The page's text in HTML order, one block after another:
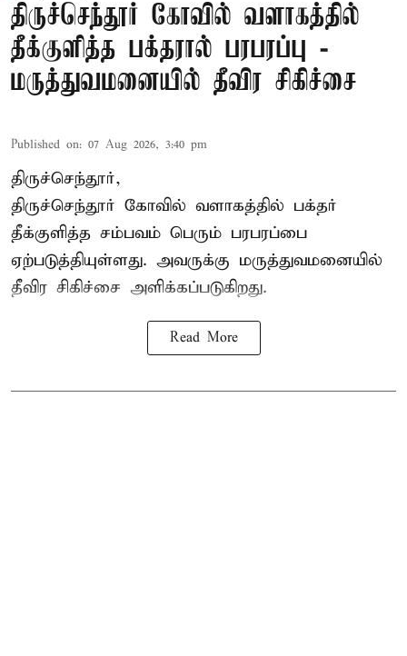
திருச்செந்தூர் கோவில் வளாகத்தில்
தீக்குளித்த பக்தரால் பரபரப்பு -
மருத்துவமனையில் தீவிர சிகிச்சை
Published on: 07 Aug 2026, 3:40 pm
திருச்செந்தூர்,
திருச்செந்தூர் கோவில் வளாகத்தில் பக்தர்
தீக்குளித்த சம்பவம் பெரும் பரபரப்பை
ஏற்படுத்தியுள்ளது. அவருக்கு மருத்துவமனையில்
தீவிர சிகிச்சை அளிக்கப்படுகிறது.
Read More